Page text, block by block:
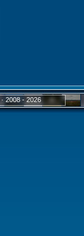
· 2008 - 2026